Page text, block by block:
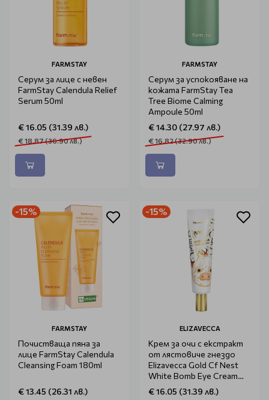
FARMSTAY
Серум за лице с невен
FarmStay Calendula Relief
Serum 50ml
€ 16.05 (31.39 лв.)
€ 18.87 (36.90 лв.)
FARMSTAY
Серум за успокояване на
кожата FarmStay Tea
Tree Biome Calming
Ampoule 50ml
€ 14.30 (27.97 лв.)
€ 16.82 (32.90 лв.)
-15%
FARMSTAY
Почистваща пяна за
лице FarmStay Calendula
Cleansing Foam 180ml
€ 13.45 (26.31 лв.)
-15%
ELIZAVECCA
Крем за очи с екстракт
от лястовиче гнездо
Elizavecca Gold Cf Nest
White Bomb Eye Cream
30ml
€ 16.05 (31.39 лв.)